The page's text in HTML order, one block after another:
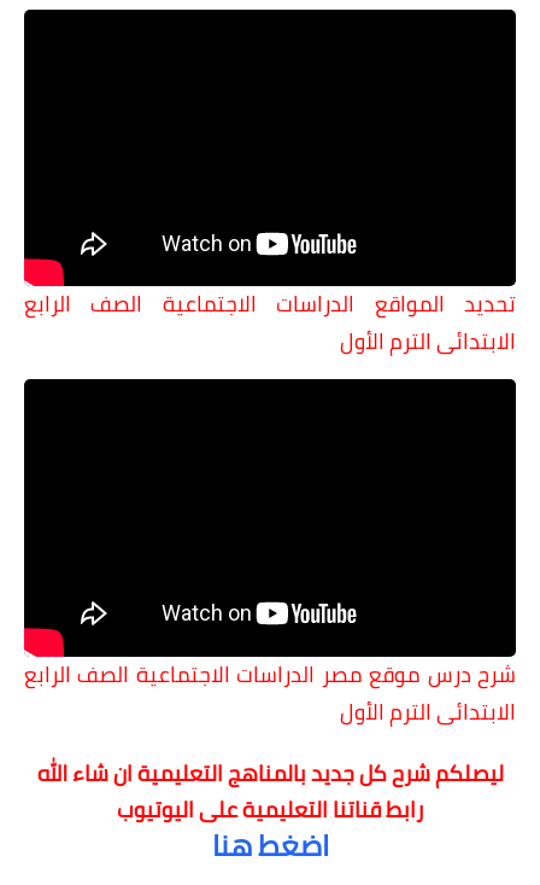
تحديد المواقع الدراسات الاجتماعية الصف الرابع
الابتدائى الترم الأول
شرح درس موقع مصر الدراسات الاجتماعية الصف الرابع
الابتدائى الترم الأول
ليصلكم شرح كل جديد بالمناهج التعليميةان شاء الله
رابط قناتنا التعليمية على اليوتيوب
اضغط هنا